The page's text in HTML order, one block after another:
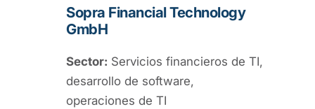
Sopra Financial Technology
GmbH
Sector: Servicios financieros de TI,
desarrollo de software,
operaciones de TI